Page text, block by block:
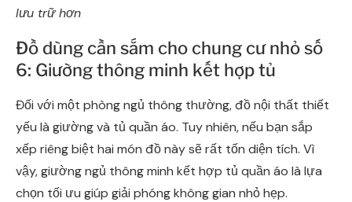
lưu trữ hơn
Đồ dùng cần sắm cho chung cư nhỏ số
6: Giường thông minh kết hợp tủ
Đối với một phòng ngủ thông thường, đồ nội thất thiết
yếu là giường và tủ quần áo. Tuy nhiên, nếu bạn sắp
xếp riêng biệt hai món đồ này sẽ rất tốn diện tích. Vì
vậy, giường ngủ thông minh kết hợp tủ quần áo là lựa
chọn tối ưu giúp giải phóng không gian nhỏ hẹp.